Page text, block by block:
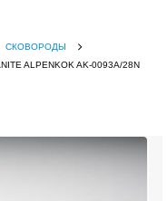
СКОВОРОДЫ
ALPENKOK AK-0093A/28N